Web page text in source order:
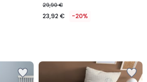
29,90 €
23,92 € -20%